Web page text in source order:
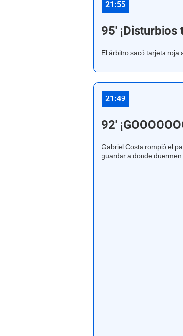
21:55
95' ¡Disturbios
El árbitro sacó tarjeta roja
21:49
92'
Gabriel Costa rompió el
guardar a donde duermen